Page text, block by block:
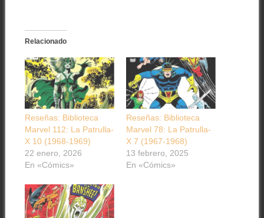
Relacionado
Reseñas: Biblioteca
Marvel 112: La Patrulla-
X 10 (1968-1969)
22 enero, 2026
En «Cómics»
Reseñas: Biblioteca
Marvel 78: La Patrulla-
X 7 (1967-1968)
13 febrero, 2025
En «Cómics»